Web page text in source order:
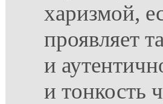
харизмой,
проявляет
и
и тонкость